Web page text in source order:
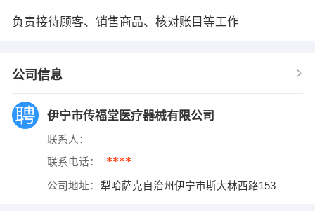
负责接待顾客、销售商品、核对账目等工作
公司信息
伊宁市传福堂医疗器械有限公司
联系人：
联系电话： ****
公司地址： 犁哈萨克自治州伊宁市斯大林西路153